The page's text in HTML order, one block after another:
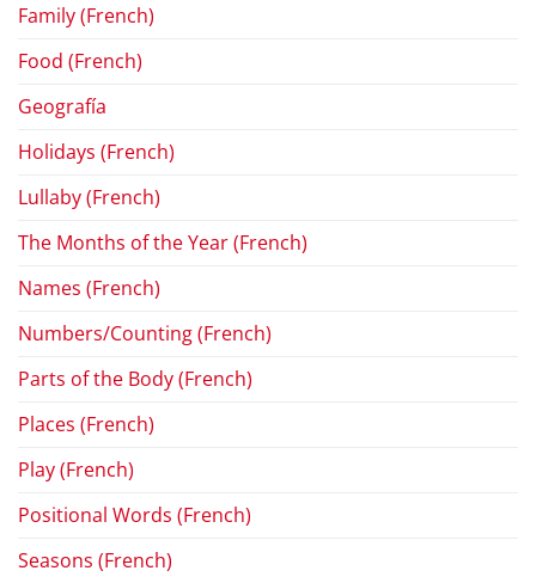
Family (French)
Food (French)
Geografía
Holidays (French)
Lullaby (French)
The Months of the Year (French)
Names (French)
Numbers/Counting (French)
Parts of the Body (French)
Places (French)
Play (French)
Positional Words (French)
Seasons (French)